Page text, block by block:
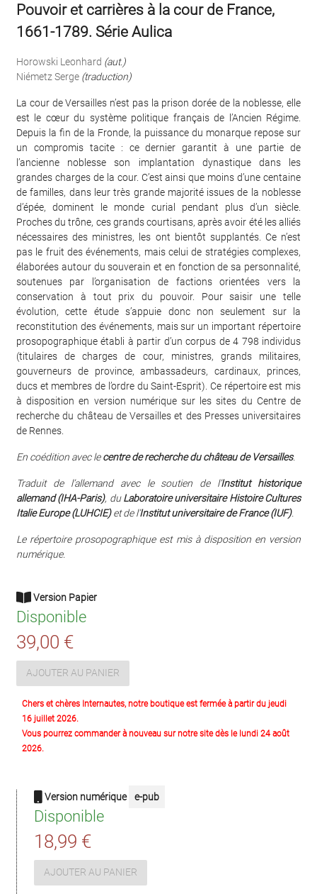
Pouvoir et carrières à la cour de France,
1661-1789. Série Aulica
Horowski Leonhard (aut.)
Niémetz Serge (traduction)
La cour de Versailles n’est pas la prison dorée de la noblesse, elle
est le cœur du système politique français de l’Ancien Régime.
Depuis la fin de la Fronde, la puissance du monarque repose sur
un compromis tacite : ce dernier garantit à une partie de
l’ancienne noblesse son implantation dynastique dans les
grandes charges de la cour. C’est ainsi que moins d’une centaine
de familles, dans leur très grande majorité issues de la noblesse
d’épée, dominent le monde curial pendant plus d’un siècle.
Proches du trône, ces grands courtisans, après avoir été les alliés
nécessaires des ministres, les ont bientôt supplantés. Ce n’est
pas le fruit des événements, mais celui de stratégies complexes,
élaborées autour du souverain et en fonction de sa personnalité,
soutenues par l’organisation de factions orientées vers la
conservation à tout prix du pouvoir. Pour saisir une telle
évolution, cette étude s’appuie donc non seulement sur la
reconstitution des événements, mais sur un important répertoire
prosopographique établi à partir d’un corpus de 4 798 individus
(titulaires de charges de cour, ministres, grands militaires,
gouverneurs de province, ambassadeurs, cardinaux, princes,
ducs et membres de l’ordre du Saint-Esprit). Ce répertoire est mis
à disposition en version numérique sur les sites du Centre de
recherche du château de Versailles et des Presses universitaires
de Rennes.
En coédition avec lecentre de recherche du château de Versailles.
Traduit de l’allemand avec le soutien de l’Institut historique
allemand (IHA-Paris), duLaboratoire universitaire Histoire Cultures
Italie Europe (LUHCIE)et de l’Institut universitaire de France (IUF).
Le répertoire prosopographique est mis à disposition en version
numérique.
Version Papier
Disponible
39,00 €
AJOUTER AU PANIER
Chers et chères Internautes, notre boutique est fermée à partir du jeudi
16 juillet 2026.
Vous pourrez commander à nouveau sur notre site dès le lundi 24 août
2026.
Version numérique e-pub
Disponible
18,99 €
AJOUTER AU PANIER